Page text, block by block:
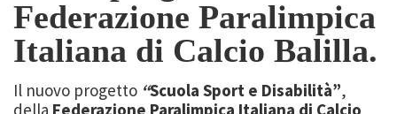
Federazione Paralimpica
Italiana di Calcio Balilla.
Il nuovo progetto “Scuola Sport e Disabilità”,
della Federazione Paralimpica Italiana di Calcio